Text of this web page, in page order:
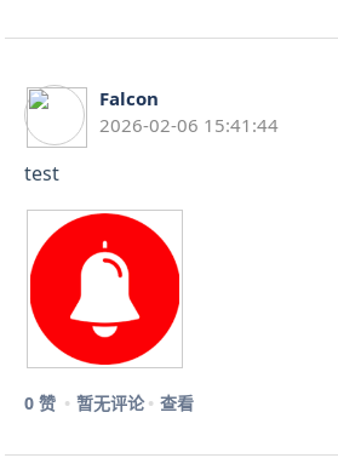
Falcon
2026-02-06 15:41:44
test
0 赞 暂无评论 查看